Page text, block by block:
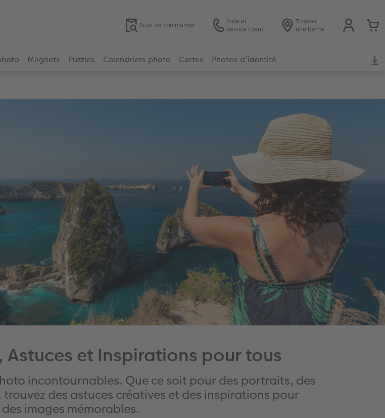
Suivi de commande
Aide et
service client
Trouver
une borne
Magnets Puzzles Calendriers photo Cartes Photos d’identité
Astuces et Inspirations pour tous
incontournables. Que ce soit pour des portraits, des
des astuces créatives et des inspirations pour
images mémorables.